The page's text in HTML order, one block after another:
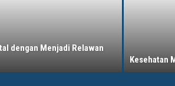
dengan Menjadi Relawan
Kesehatan